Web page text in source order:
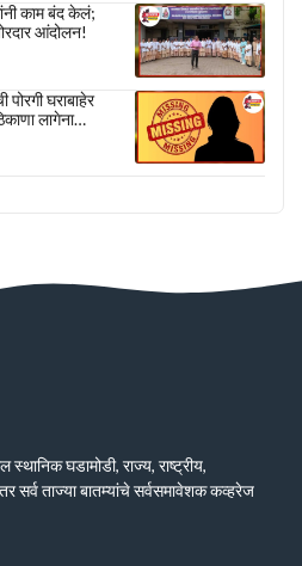
काम बंद केलं;
आंदोलन!
पोरगी घराबाहेर
लागेना…
घडामोडी, राज्य, राष्ट्रीय,
सर्व ताज्या बातम्यांचे सर्वसमावेशक कव्हरेज